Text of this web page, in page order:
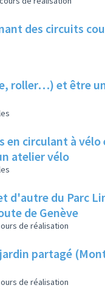
des circuits
roller…) et être
en circulant à
atelier vélo
d'autre du Parc
de Genève
de réalisation
partagé
de réalisation